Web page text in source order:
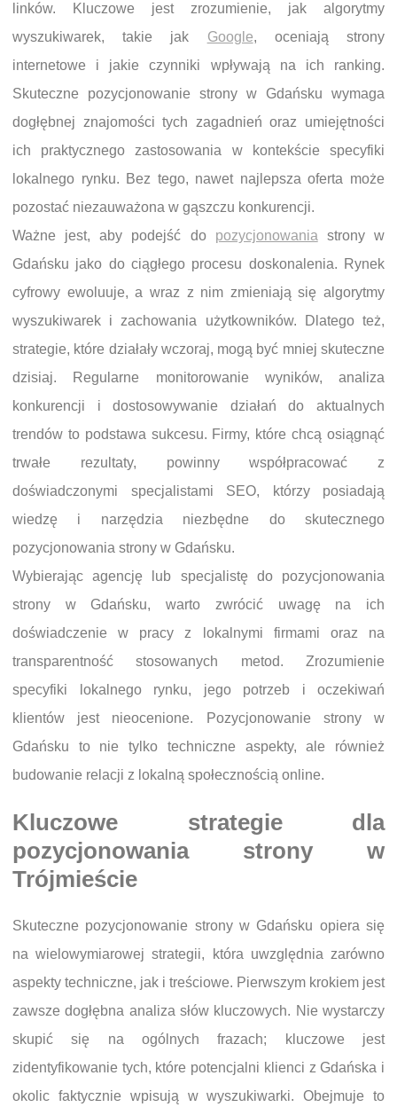
linków. Kluczowe jest zrozumienie, jak algorytmy
wyszukiwarek, takie jak Google, oceniają strony
internetowe i jakie czynniki wpływają na ich ranking.
Skuteczne pozycjonowanie strony w Gdańsku wymaga
dogłębnej znajomości tych zagadnień oraz umiejętności
ich praktycznego zastosowania w kontekście specyfiki
lokalnego rynku. Bez tego, nawet najlepsza oferta może
pozostać niezauważona w gąszczu konkurencji.
Ważne jest, aby podejść do pozycjonowania strony w
Gdańsku jako do ciągłego procesu doskonalenia. Rynek
cyfrowy ewoluuje, a wraz z nim zmieniają się algorytmy
wyszukiwarek i zachowania użytkowników. Dlatego też,
strategie, które działały wczoraj, mogą być mniej skuteczne
dzisiaj. Regularne monitorowanie wyników, analiza
konkurencji i dostosowywanie działań do aktualnych
trendów to podstawa sukcesu. Firmy, które chcą osiągnąć
trwałe rezultaty, powinny współpracować z
doświadczonymi specjalistami SEO, którzy posiadają
wiedzę i narzędzia niezbędne do skutecznego
pozycjonowania strony w Gdańsku.
Wybierając agencję lub specjalistę do pozycjonowania
strony w Gdańsku, warto zwrócić uwagę na ich
doświadczenie w pracy z lokalnymi firmami oraz na
transparentność stosowanych metod. Zrozumienie
specyfiki lokalnego rynku, jego potrzeb i oczekiwań
klientów jest nieocenione. Pozycjonowanie strony w
Gdańsku to nie tylko techniczne aspekty, ale również
budowanie relacji z lokalną społecznością online.
Kluczowe strategie dla
pozycjonowania strony w
Trójmieście
Skuteczne pozycjonowanie strony w Gdańsku opiera się
na wielowymiarowej strategii, która uwzględnia zarówno
aspekty techniczne, jak i treściowe. Pierwszym krokiem jest
zawsze dogłębna analiza słów kluczowych. Nie wystarczy
skupić się na ogólnych frazach; kluczowe jest
zidentyfikowanie tych, które potencjalni klienci z Gdańska i
okolic faktycznie wpisują w wyszukiwarki. Obejmuje to